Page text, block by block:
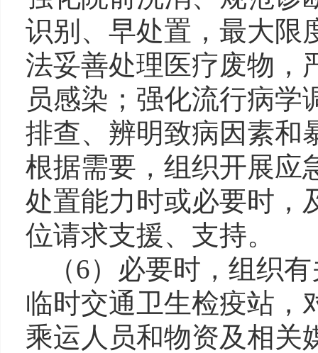
识别、早处置，最大限
法妥善处理医疗废物，
员感染；强化流行病学
排查、辨明致病因素和
根据需要，组织开展应
处置能力时或必要时，
位请求支援、支持。
（6）必要时，组织
临时交通卫生检疫站，
乘运人员和物资及相关